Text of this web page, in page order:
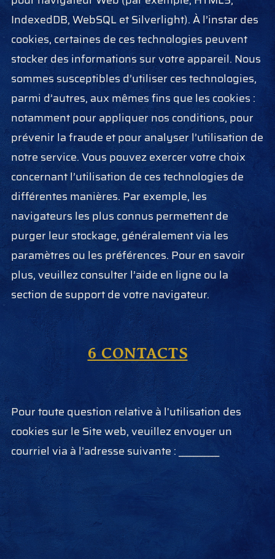
IndexedDB, WebSQL et Silverlight). À l’instar des
cookies, certaines de ces technologies peuvent
stocker des informations sur votre appareil. Nous
sommes susceptibles d’utiliser ces technologies,
parmi d’autres, aux mêmes fins que les cookies :
notamment pour appliquer nos conditions, pour
prévenir la fraude et pour analyser l’utilisation de
notre service. Vous pouvez exercer votre choix
concernant l’utilisation de ces technologies de
différentes manières. Par exemple, les
navigateurs les plus connus permettent de
purger leur stockage, généralement via les
paramètres ou les préférences. Pour en savoir
plus, veuillez consulter l’aide en ligne ou la
section de support de votre navigateur.
6 CONTACTS
Pour toute question relative à l'utilisation des
cookies sur le Site web, veuillez envoyer un
courriel via à l’adresse suivante : ___________